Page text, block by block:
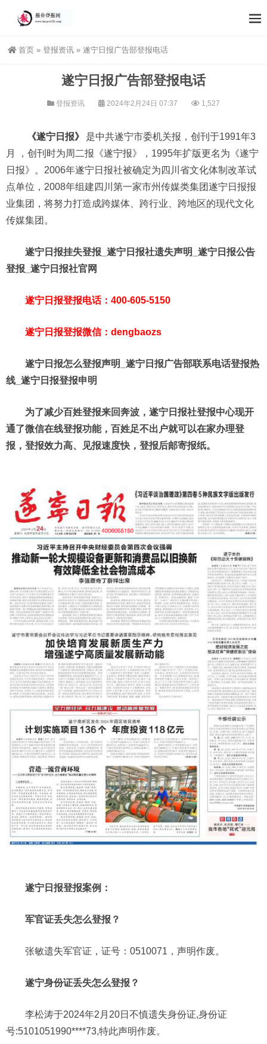
首页 » 登报资讯 » 遂宁日报广告部登报电话
遂宁日报广告部登报电话
登报资讯 2024年2月24日 07:37 1,527
《遂宁日报》
是中共遂宁市委机关报，创刊于1991年3
月 ，创刊时为周二报《遂宁报》，1995年扩版更名为《遂宁
日报》。2006年遂宁日报社被确定为四川省文化体制改革试
点单位，2008年组建四川第一家市州传媒类集团遂宁日报报
业集团，将努力打造成跨媒体、跨行业、跨地区的现代文化
传媒集团。
遂宁日报挂失登报_遂宁日报社遗失声明_遂宁日报公告
登报_遂宁日报社官网
遂宁日报登报电话：400-605-5150
遂宁日报登报微信：dengbaozs
遂宁日报怎么登报声明_遂宁日报广告部联系电话登报热
线_遂宁日报登报申明
为了减少百姓登报来回奔波，遂宁日报社登报中心现开
通了微信在线登报功能，百姓足不出户就可以在家办理登
报，登报效力高、见报速度快，登报后邮寄报纸。
遂宁日报登报案例：
军官证丢失怎么登报？
张敏遗失军官证，证号：0510071，声明作废。
遂宁身份证丢失怎么登报？
李松涛于2024年2月20日不慎遗失身份证,身份证
号:5101051990****73,特此声明作废。